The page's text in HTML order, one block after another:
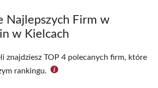
Najlepszych Firm w
w Kielcach
znajdziesz TOP 4 polecanych firm, które
rankingu.